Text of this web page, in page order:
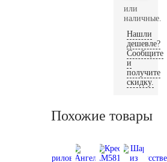
или
наличные.
Нашли
дешевле?
Сообщите
и
получите
скидку.
Похожие товары